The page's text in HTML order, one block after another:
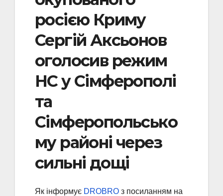
росією Криму
Сергій Аксьонов
оголосив режим
НС у Сімферополі
та
Сімферопольсько
му районі через
сильні дощі
Як інформує DROBRO з посиланням на